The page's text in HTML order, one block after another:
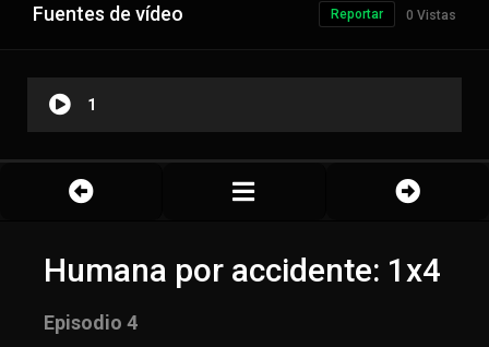
Fuentes de vídeo 0 Vistas
Reportar
1
Humana por accidente: 1x4
Episodio 4